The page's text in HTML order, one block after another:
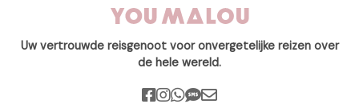
Uw vertrouwde reisgenoot voor onvergetelijke reizen over
de hele wereld.